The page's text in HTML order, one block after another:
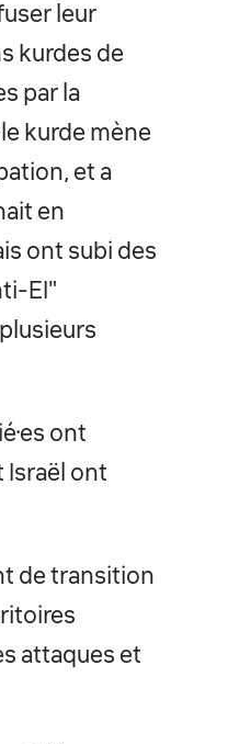
leur
kurdes de
par la
kurde mène
et a
en
ont subi des
EI"
ont
Israël ont
de transition
attaques et